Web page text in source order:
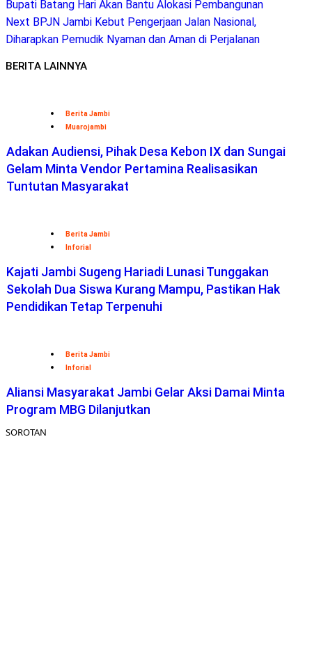
Reading
Bupati Batang Hari Akan Bantu Alokasi Pembangunan
Next BPJN Jambi Kebut Pengerjaan Jalan Nasional,
Diharapkan Pemudik Nyaman dan Aman di Perjalanan
BERITA LAINNYA
Berita Jambi
Muarojambi
Adakan Audiensi, Pihak Desa Kebon IX dan Sungai
Gelam Minta Vendor Pertamina Realisasikan
Tuntutan Masyarakat
Berita Jambi
Inforial
Kajati Jambi Sugeng Hariadi Lunasi Tunggakan
Sekolah Dua Siswa Kurang Mampu, Pastikan Hak
Pendidikan Tetap Terpenuhi
Berita Jambi
Inforial
Aliansi Masyarakat Jambi Gelar Aksi Damai Minta
Program MBG Dilanjutkan
SOROTAN